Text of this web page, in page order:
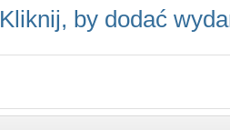
Kliknij, by dodać